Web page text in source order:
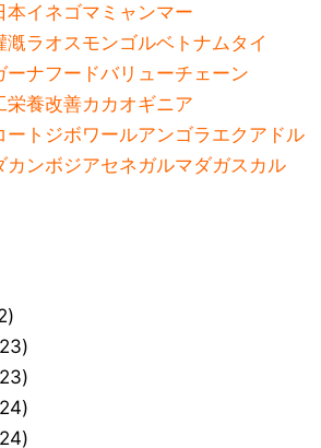
本イネゴマ ミャンマー
漑ラオスモンゴルベトナムタイ
ーナフードバリューチェーン
栄養改善カカオギニア
ートジボワールアンゴラ エクアドル
カンボジアセネガルマダガスカル